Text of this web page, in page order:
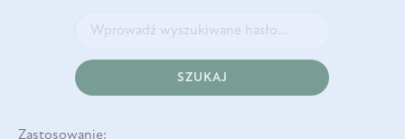
SZUKAJ
Zastosowanie: